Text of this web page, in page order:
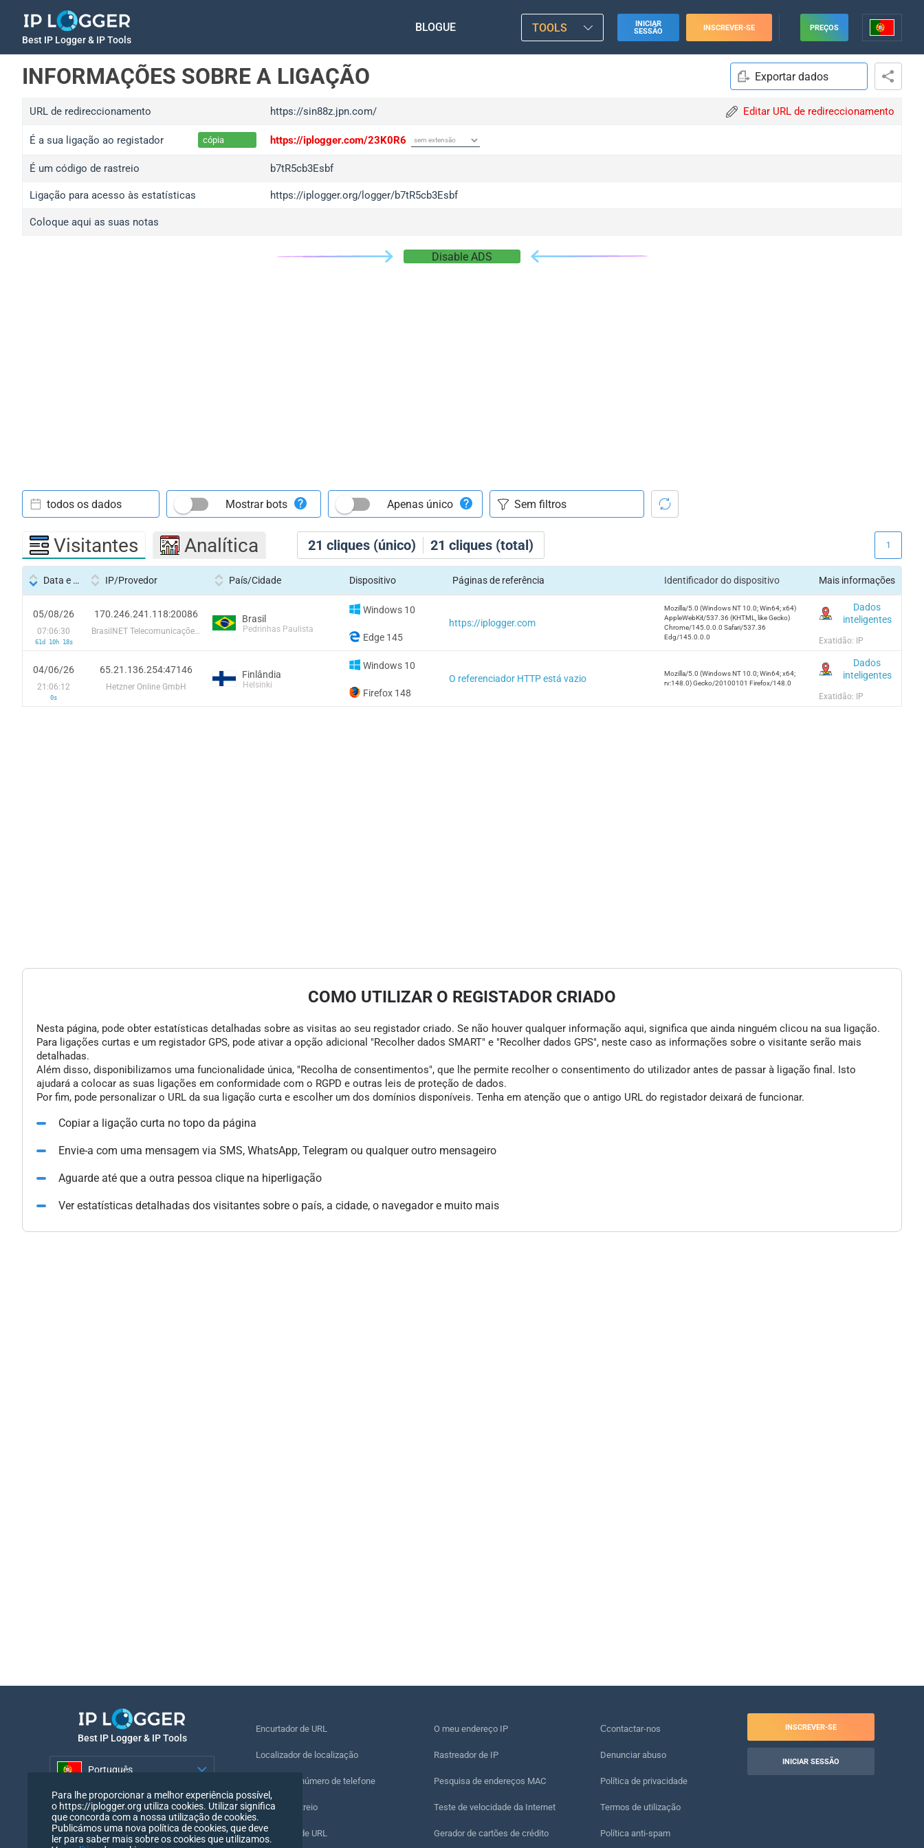
Best IP Logger & IP Tools
BLOGUE TOOLS
INICIAR
SESSÃO
INSCREVER-SE PREÇOS
INFORMAÇÕES SOBRE A LIGAÇÃO Exportar dados
URL de redireccionamento https://sin88z.jpn.com/ Editar URL de redireccionamento
É a sua ligação ao registador cópia https://iplogger.com/23K0R6
É um código de rastreio b7tR5cb3Esbf
Ligação para acesso às estatísticas https://iplogger.org/logger/b7tR5cb3Esbf
Coloque aqui as suas notas
Disable ADS
21 cliques (único) 21 cliques (total)
todos os dados Mostrar bots Apenas único
Visitantes Analítica 1
Data e hora IP/Provedor País/Cidade Dispositivo Páginas de referência Identificador do dispositivo Mais informações
05/08/26
07:06:30
61d 10h 18s
170.246.241.118:20086
BrasilNET Telecomunicações do Parana LTDA
Brasil
Pedrinhas Paulista
Windows 10
Edge 145
https://iplogger.com
Mozilla/5.0 (Windows NT 10.0; Win64; x64)
AppleWebKit/537.36 (KHTML, like Gecko)
Chrome/145.0.0.0 Safari/537.36
Edg/145.0.0.0
Dados
inteligentes
Exatidão: IP
04/06/26
21:06:12
0s
65.21.136.254:47146
Hetzner Online GmbH
Finlândia
Helsinki
Windows 10
Firefox 148
O referenciador HTTP está vazio
Mozilla/5.0 (Windows NT 10.0; Win64; x64;
rv:148.0) Gecko/20100101 Firefox/148.0
Dados
inteligentes
Exatidão: IP
COMO UTILIZAR O REGISTADOR CRIADO
Nesta página, pode obter estatísticas detalhadas sobre as visitas ao seu registador criado. Se não houver qualquer informação aqui, significa que ainda ninguém clicou na sua ligação.
Para ligações curtas e um registador GPS, pode ativar a opção adicional "Recolher dados SMART" e "Recolher dados GPS", neste caso as informações sobre o visitante serão mais
detalhadas.
Além disso, disponibilizamos uma funcionalidade única, "Recolha de consentimentos", que lhe permite recolher o consentimento do utilizador antes de passar à ligação final. Isto
ajudará a colocar as suas ligações em conformidade com o RGPD e outras leis de proteção de dados.
Por fim, pode personalizar o URL da sua ligação curta e escolher um dos domínios disponíveis. Tenha em atenção que o antigo URL do registador deixará de funcionar.
Copiar a ligação curta no topo da página
Envie-a com uma mensagem via SMS, WhatsApp, Telegram ou qualquer outro mensageiro
Aguarde até que a outra pessoa clique na hiperligação
Ver estatísticas detalhadas dos visitantes sobre o país, a cidade, o navegador e muito mais
Best IP Logger & IP Tools
Português
Português
Encurtador de URL
Localizador de localização
Localizar o número de telefone
Pixel de rastreio
Verificador de URL
O meu endereço IP
Rastreador de IP
Pesquisa de endereços MAC
Teste de velocidade da Internet
Gerador de cartões de crédito
Сcontactar-nos
Denunciar abuso
Política de privacidade
Termos de utilização
Política anti-spam
INSCREVER-SE
INICIAR SESSÃO
Para lhe proporcionar a melhor experiência possível,
o https://iplogger.org utiliza cookies. Utilizar significa
que concorda com a nossa utilização de cookies.
Publicámos uma nova política de cookies, que deve
ler para saber mais sobre os cookies que utilizamos.